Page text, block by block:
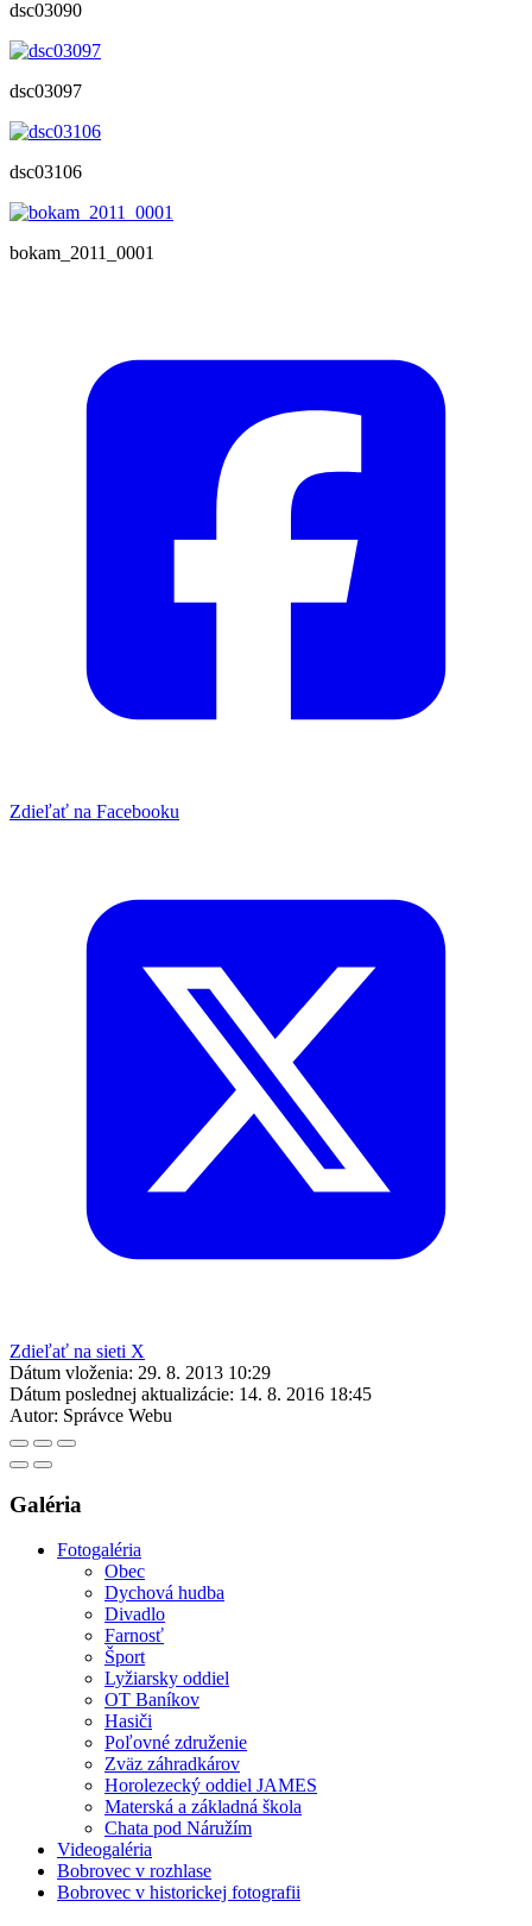
dsc03090
dsc03097
dsc03106
bokam_2011_0001
Zdieľať na Facebooku
Zdieľať na sieti X
Dátum vloženia: 29. 8. 2013 10:29
Dátum poslednej aktualizácie: 14. 8. 2016 18:45
Autor: Správce Webu
Galéria
Fotogaléria
Obec
Dychová hudba
Divadlo
Farnosť
Šport
Lyžiarsky oddiel
OT Baníkov
Hasiči
Poľovné združenie
Zväz záhradkárov
Horolezecký oddiel JAMES
Materská a základná škola
Chata pod Náružím
Videogaléria
Bobrovec v rozhlase
Bobrovec v historickej fotografii